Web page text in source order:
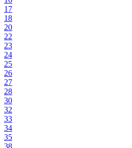
17
18
20
22
23
24
25
26
27
28
30
32
33
34
35
38